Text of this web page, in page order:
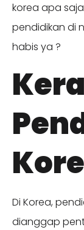
korea apa
pendidikan di
habis ya ?
Di Korea,
dianggap